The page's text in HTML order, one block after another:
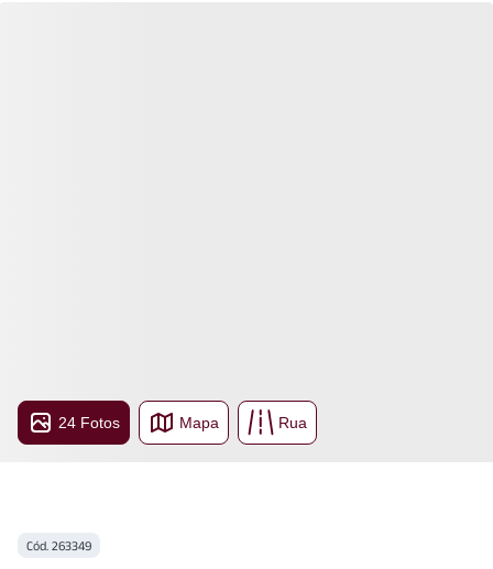
24 Fotos Mapa Rua
Cód. 263349